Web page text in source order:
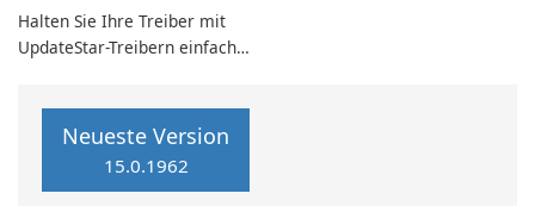
Halten Sie Ihre Treiber mit
UpdateStar-Treibern einfach
Neueste Version
15.0.1962